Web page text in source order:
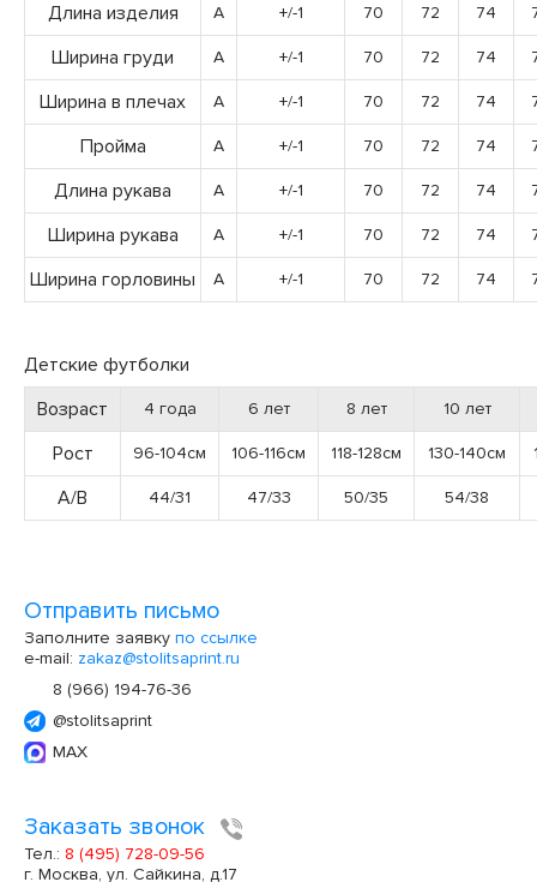
Длина изделия A +/-1 70 72 74
Ширина груди A +/-1 70 72 74
Ширина в плечах A +/-1 70 72 74
Пройма A +/-1 70 72 74
Длина рукава A +/-1 70 72 74
Ширина рукава A +/-1 70 72 74
Ширина горловины A +/-1 70 72 74
Детские футболки
Возраст
4 года 6 лет 8 лет 10 лет
Рост 96-104см 106-116см 118-128см 130-140см
А/В 44/31 47/33 50/35 54/38
Отправить письмо
Заполните заявку по ссылке
e-mail: zakaz@stolitsaprint.ru
8 (966) 194-76-36
@stolitsaprint
MAX
Заказать звонок
Тел.: 8 (495) 728-09-56
г. Москва, ул. Сайкина, д.17